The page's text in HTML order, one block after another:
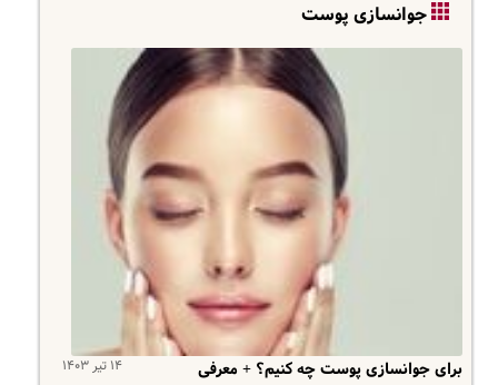
جوانسازی پوست
۱۴ تیر ۱۴۰۳
برای جوانسازی پوست چه کنیم؟ + معرفی